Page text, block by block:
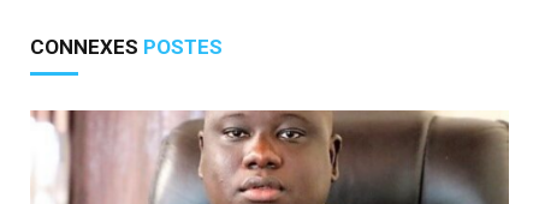
CONNEXES POSTES